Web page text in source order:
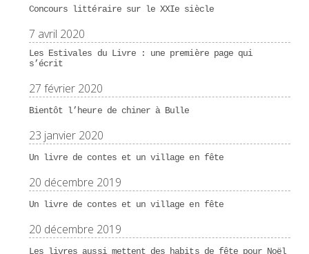
Concours littéraire sur le XXIe siècle
7 avril 2020
Les Estivales du Livre : une première page qui
s’écrit
27 février 2020
Bientôt l’heure de chiner à Bulle
23 janvier 2020
Un livre de contes et un village en fête
20 décembre 2019
Un livre de contes et un village en fête
20 décembre 2019
Les livres aussi mettent des habits de fête pour Noël